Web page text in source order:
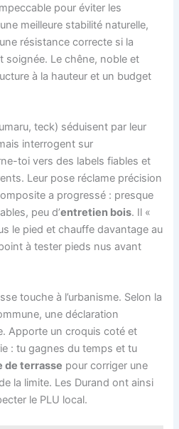
pour éviter les
meilleure stabilité naturelle,
résistance correcte si la
soignée. Le chêne, noble et
à la hauteur et un budget
teck) séduisent par leur
interrogent sur
toi vers des labels fiables et
Leur pose réclame précision
a progressé : presque
peu d’entretien bois. Il «
le pied et chauffe davantage au
à tester pieds nus avant
touche à l’urbanisme. Selon la
une déclaration
Apporte un croquis coté et
: tu gagnes du temps et tu
de terrasse pour corriger une
la limite. Les Durand ont ainsi
le PLU local.